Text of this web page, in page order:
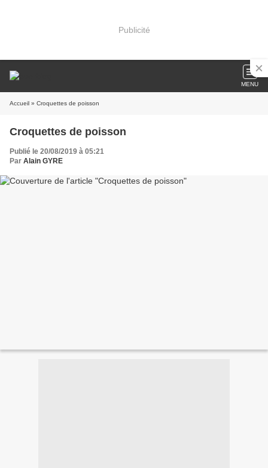
Publicité
MENU
Accueil » Croquettes de poisson
Croquettes de poisson
Publié le 20/08/2019 à 05:21
Par Alain GYRE